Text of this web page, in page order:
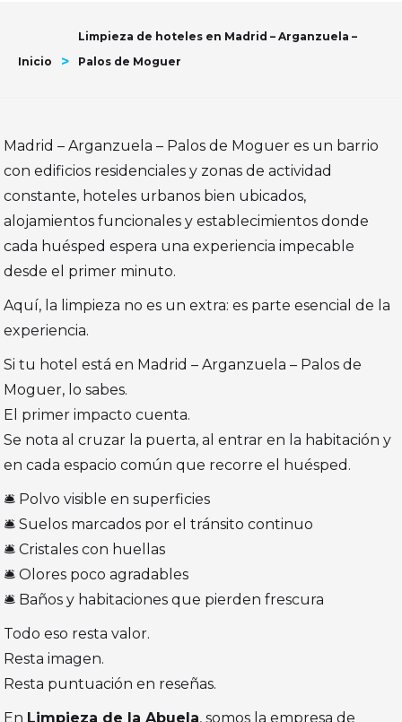
Inicio >
Limpieza de hoteles en Madrid – Arganzuela –
Palos de Moguer
Madrid – Arganzuela – Palos de Moguer es un barrio
con edificios residenciales y zonas de actividad
constante, hoteles urbanos bien ubicados,
alojamientos funcionales y establecimientos donde
cada huésped espera una experiencia impecable
desde el primer minuto.
Aquí, la limpieza no es un extra: es parte esencial de la
experiencia.
Si tu hotel está en Madrid – Arganzuela – Palos de
Moguer, lo sabes.
El primer impacto cuenta.
Se nota al cruzar la puerta, al entrar en la habitación y
en cada espacio común que recorre el huésped.
🛎️ Polvo visible en superficies
🛎️ Suelos marcados por el tránsito continuo
🛎️ Cristales con huellas
🛎️ Olores poco agradables
🛎️ Baños y habitaciones que pierden frescura
Todo eso resta valor.
Resta imagen.
Resta puntuación en reseñas.
En Limpieza de la Abuela, somos la empresa de